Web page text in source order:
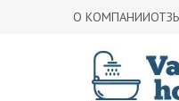
О КОМПАНИИ